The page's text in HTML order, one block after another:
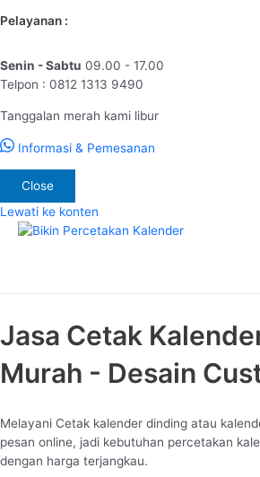
Pelayanan :
Senin - Sabtu 09.00 - 17.00
Telpon : 0812 1313 9490
Tanggalan merah kami libur
Informasi & Pemesanan
Close
Lewati ke konten
Jasa Cetak
Murah - Desain
Melayani Cetak kalender dinding atau
pesan online, jadi kebutuhan percetakan
dengan harga terjangkau.